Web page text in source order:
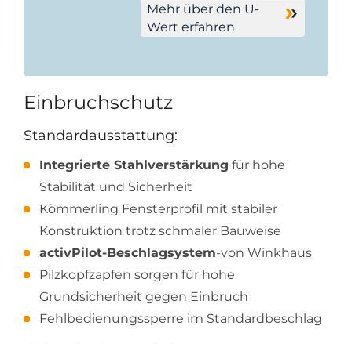
Mehr über den U-
Wert erfahren
Einbruchschutz
Standardausstattung:
Integrierte Stahlverstärkung für hohe
Stabilität und Sicherheit
Kömmerling Fensterprofil mit stabiler
Konstruktion trotz schmaler Bauweise
activPilot-Beschlagsystem-von Winkhaus
Pilzkopfzapfen sorgen für hohe
Grundsicherheit gegen Einbruch
Fehlbedienungssperre im Standardbeschlag